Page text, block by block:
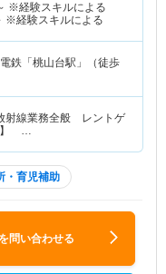
※経験スキルによる
※経験スキルによる
鉄「桃山台駅」（徒歩
射線業務全般 レントゲ
】 …
・育児補助
問い合わせる